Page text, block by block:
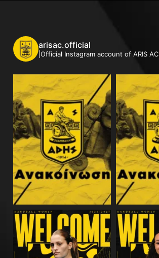
arisac.official
|Official Instagram account of ARIS AC|